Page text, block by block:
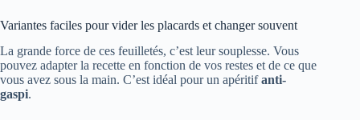
Variantes faciles pour vider les placards et changer souvent
La grande force de ces feuilletés, c’est leur souplesse. Vous
pouvez adapter la recette en fonction de vos restes et de ce que
vous avez sous la main. C’est idéal pour un apéritifanti-
gaspi.